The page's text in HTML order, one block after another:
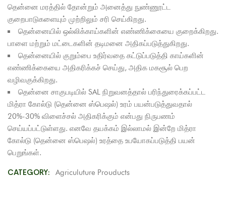
தென்னை மரத்தில் தோன்றும் அனைத்து நுண்ணூட்ட
குறைபாடுகளையும் முற்றிலும் சரி செய்கிறது.
தென்னையில் ஒல்லிக்காய்களின் எண்ணிக்கையை குறைக்கிறது.
பாளை மற்றும் மட்டைகளின் தடிமனை அதிகப்படுத்துகிறது.
தென்னையில் குறும்பை உதிர்வதை கட்டுப்படுத்தி காய்களின்
எண்ணிக்கையை அதிகரிக்கச் செய்து, அதிக மகசூல் பெற
வழிவகுக்கிறது.
தென்னை சாகுபடியில் SAL நிறுவனத்தால் பரிந்துரைக்கப்பட்ட
மித்ரா கோல்டு (தென்னை ஸ்பெஷல்) உரம் பயன்படுத்துவதால்
20%-30% விளைச்சல் அதிகரிக்கும் என்பது நிருபணம்
செய்யப்பட்டுள்ளது. எனவே தயக்கம் இல்லாமல் இன்றே மித்ரா
கோல்டு (தென்னை ஸ்பெஷல்) உரத்தை உபயோகப்படுத்தி பயன்
பெறுங்கள்.
CATEGORY: Agriculuture Prouducts